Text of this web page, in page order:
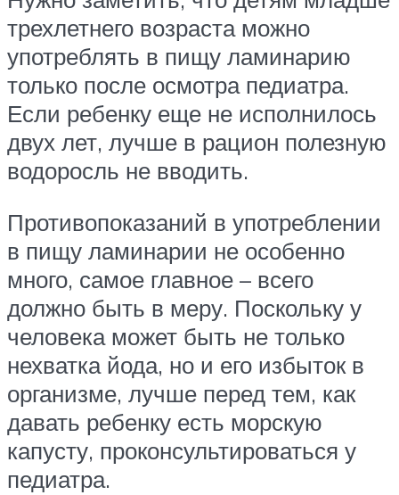
трехлетнего возраста можно
употреблять в пищу ламинарию
только после осмотра педиатра.
Если ребенку еще не исполнилось
двух лет, лучше в рацион полезную
водоросль не вводить.
Противопоказаний в употреблении
в пищу ламинарии не особенно
много, самое главное – всего
должно быть в меру. Поскольку у
человека может быть не только
нехватка йода, но и его избыток в
организме, лучше перед тем, как
давать ребенку есть морскую
капусту, проконсультироваться у
педиатра.